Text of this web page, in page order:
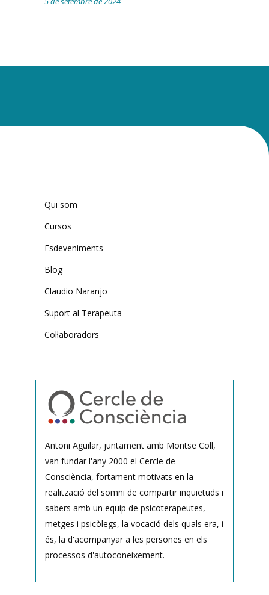
Qui som
Cursos
Esdeveniments
Blog
Claudio Naranjo
Suport al Terapeuta
Col·laboradors
Antoni Aguilar, juntament amb Montse Coll,
van fundar l'any 2000 el Cercle de
Consciència, fortament motivats en la
realització del somni de compartir inquietuds i
sabers amb un equip de psicoterapeutes,
metges i psicòlegs, la vocació dels quals era, i
és, la d'acompanyar a les persones en els
processos d'autoconeixement.